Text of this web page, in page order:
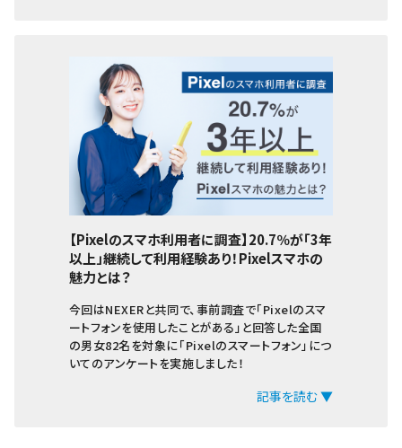
【Pixelのスマホ利用者に調査】20.7％が「3年
以上」継続して利用経験あり！Pixelスマホの
魅力とは？
今回はNEXERと共同で、事前調査で「Pixelのスマ
ートフォンを使用したことがある」と回答した全国
の男女82名を対象に「Pixelのスマートフォン」につ
いてのアンケートを実施しました！
記事を読む ▼